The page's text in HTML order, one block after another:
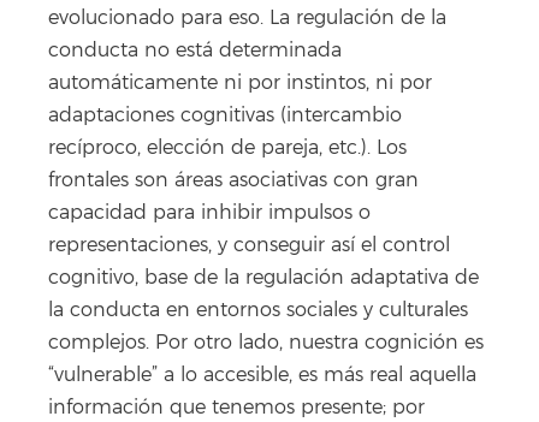
evolucionado para eso. La regulación de la
conducta no está determinada
automáticamente ni por instintos, ni por
adaptaciones cognitivas (intercambio
recíproco, elección de pareja, etc.). Los
frontales son áreas asociativas con gran
capacidad para inhibir impulsos o
representaciones, y conseguir así el control
cognitivo, base de la regulación adaptativa de
la conducta en entornos sociales y culturales
complejos. Por otro lado, nuestra cognición es
“vulnerable” a lo accesible, es más real aquella
información que tenemos presente; por